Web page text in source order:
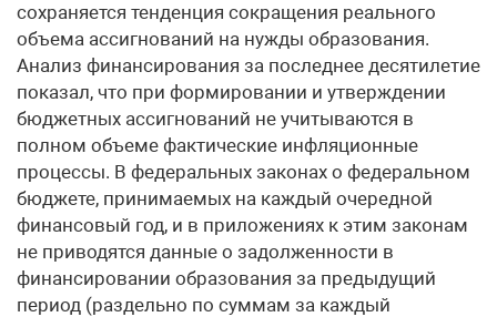
сохраняется тенденция сокращения реального
объема ассигнований на нужды образования.
Анализ финансирования за последнее десятилетие
показал, что при формировании и утверждении
бюджетных ассигнований не учитываются в
полном объеме фактические инфляционные
процессы. В федеральных законах о федеральном
бюджете, принимаемых на каждый очередной
финансовый год, и в приложениях к этим законам
не приводятся данные о задолженности в
финансировании образования за предыдущий
период (раздельно по суммам за каждый